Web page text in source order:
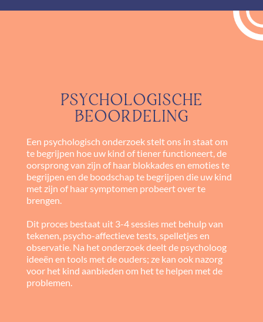
PSYCHOLOGISCHE
BEOORDELING
Een psychologisch onderzoek stelt ons in staat om
te begrijpen hoe uw kind of tiener functioneert, de
oorsprong van zijn of haar blokkades en emoties te
begrijpen en de boodschap te begrijpen die uw kind
met zijn of haar symptomen probeert over te
brengen.
Dit proces bestaat uit 3-4 sessies met behulp van
tekenen, psycho-affectieve tests, spelletjes en
observatie. Na het onderzoek deelt de psycholoog
ideeën en tools met de ouders; ze kan ook nazorg
voor het kind aanbieden om het te helpen met de
problemen.